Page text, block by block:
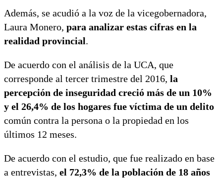
Además, se acudió a la voz de la vicegobernadora,
Laura Monero, para analizar estas cifras en la
realidad provincial.
De acuerdo con el análisis de la UCA, que
corresponde al tercer trimestre del 2016, la
percepción de inseguridad creció más de un 10%
y el 26,4% de los hogares fue víctima de un delito
común contra la persona o la propiedad en los
últimos 12 meses.
De acuerdo con el estudio, que fue realizado en base
a entrevistas, el 72,3% de la población de 18 años